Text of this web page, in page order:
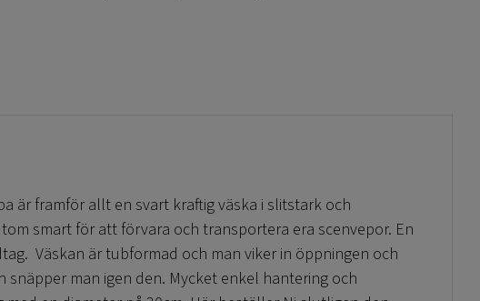
är framför allt en svart kraftig väska i slitstark och
smart för att förvara och transportera era scenvepor. En
Väskan är tubformad och man viker in öppningen och
snäpper man igen den. Mycket enkel hantering och